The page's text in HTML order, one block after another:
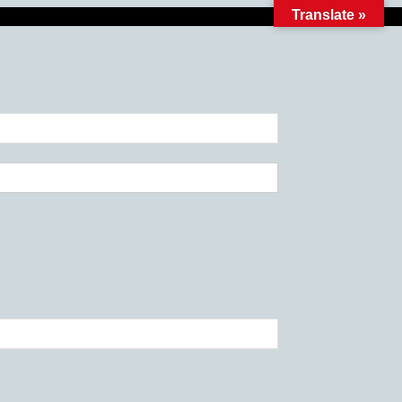
Translate »